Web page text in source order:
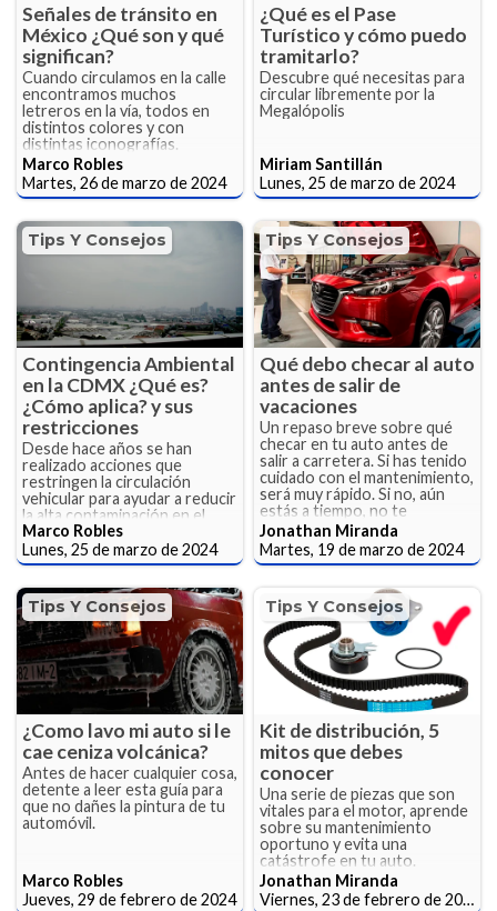
Señales de tránsito en
México ¿Qué son y qué
significan?
Cuando circulamos en la calle
encontramos muchos
letreros en la vía, todos en
distintos colores y con
distintas iconografías.
Marco Robles
Martes, 26 de marzo de 2024
¿Qué es el Pase
Turístico y cómo puedo
tramitarlo?
Descubre qué necesitas para
circular libremente por la
Megalópolis
Miriam Santillán
Lunes, 25 de marzo de 2024
Tips Y Consejos
Contingencia Ambiental
en la CDMX ¿Qué es?
¿Cómo aplica? y sus
restricciones
Desde hace años se han
realizado acciones que
restringen la circulación
vehicular para ayudar a reducir
la alta contaminación en el
ambiente.
Marco Robles
Lunes, 25 de marzo de 2024
Tips Y Consejos
Qué debo checar al auto
antes de salir de
vacaciones
Un repaso breve sobre qué
checar en tu auto antes de
salir a carretera. Si has tenido
cuidado con el mantenimiento,
será muy rápido. Si no, aún
estás a tiempo, no te
arriesgues.
Jonathan Miranda
Martes, 19 de marzo de 2024
Tips Y Consejos
¿Como lavo mi auto si le
cae ceniza volcánica?
Antes de hacer cualquier cosa,
detente a leer esta guía para
que no dañes la pintura de tu
automóvil.
Marco Robles
Jueves, 29 de febrero de 2024
Tips Y Consejos
Kit de distribución, 5
mitos que debes
conocer
Una serie de piezas que son
vitales para el motor, aprende
sobre su mantenimiento
oportuno y evita una
catástrofe en tu auto.
Jonathan Miranda
Viernes, 23 de febrero de 2024